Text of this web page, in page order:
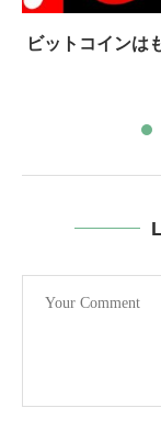
ビットコインは